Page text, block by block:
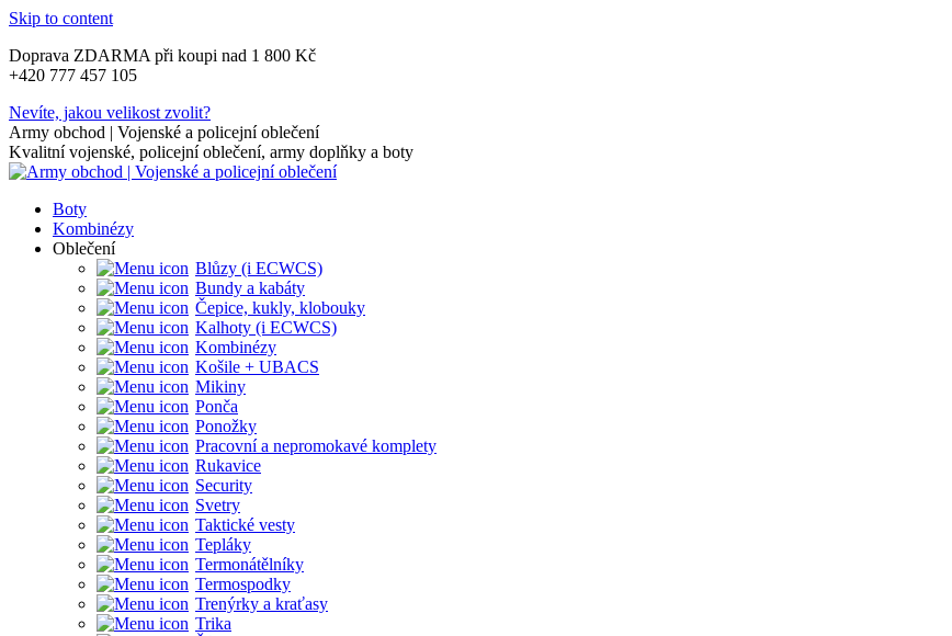
Skip to content
Doprava ZDARMA při koupi nad 1 800 Kč
+420 777 457 105
Nevíte, jakou velikost zvolit?
Army obchod | Vojenské a policejní oblečení
Kvalitní vojenské, policejní oblečení, army doplňky a boty
Boty
Kombinézy
Oblečení
Blůzy (i ECWCS)
Bundy a kabáty
Čepice, kukly, klobouky
Kalhoty (i ECWCS)
Kombinézy
Košile + UBACS
Mikiny
Ponča
Ponožky
Pracovní a nepromokavé komplety
Rukavice
Security
Svetry
Taktické vesty
Tepláky
Termonátělníky
Termospodky
Trenýrky a kraťasy
Trika